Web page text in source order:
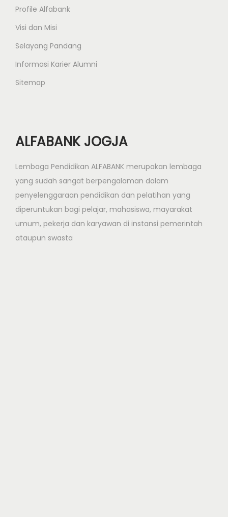
Profile Alfabank
Visi dan Misi
Selayang Pandang
Informasi Karier Alumni
Sitemap
ALFABANK JOGJA
Lembaga Pendidikan ALFABANK merupakan lembaga
yang sudah sangat berpengalaman dalam
penyelenggaraan pendidikan dan pelatihan yang
diperuntukan bagi pelajar, mahasiswa, mayarakat
umum, pekerja dan karyawan di instansi pemerintah
ataupun swasta